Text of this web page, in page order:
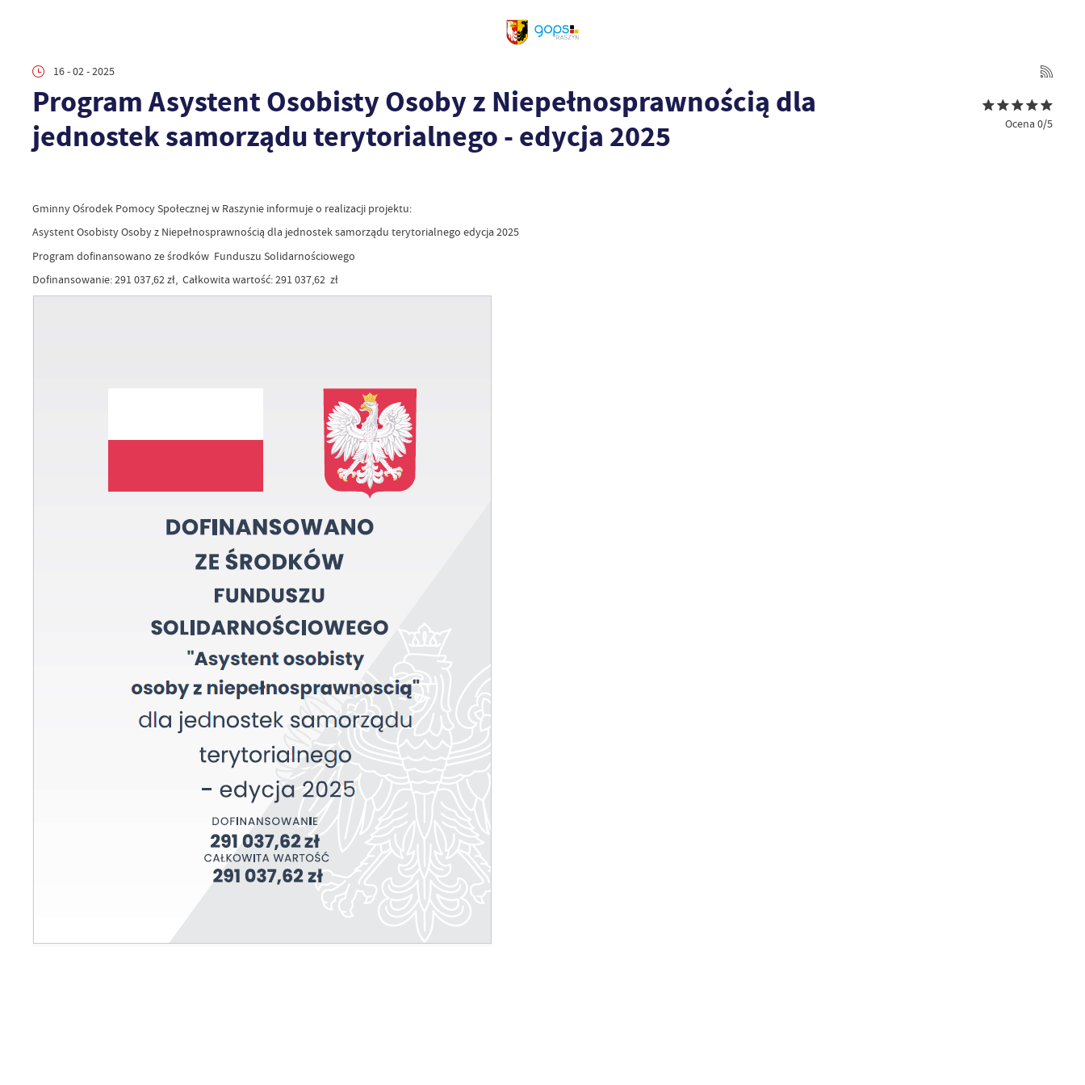
16 - 02 - 2025
Program Asystent Osobisty Osoby z Niepełnosprawnością dla
jednostek samorządu terytorialnego - edycja 2025
Ocena 0/5
Gminny Ośrodek Pomocy Społecznej w Raszynie informuje o realizacji projektu:
Asystent Osobisty Osoby z Niepełnosprawnością dla jednostek samorządu terytorialnego edycja 2025
Program dofinansowano ze środków Funduszu Solidarnościowego
Dofinansowanie: 291 037,62 zł, Całkowita wartość: 291 037,62 zł